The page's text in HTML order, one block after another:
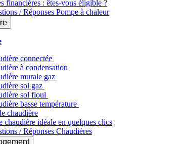
financières : êtes-vous éligible ?
/ Réponses Pompe à chaleur
connectée
à condensation
murale gaz
sol gaz
sol fioul
basse température
chaudière
chaudière idéale en quelques clics
/ Réponses Chaudières